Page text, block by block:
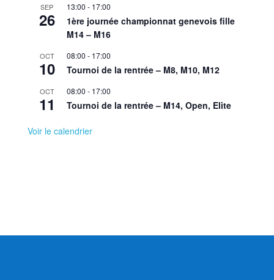
SEP
26
13:00 - 17:00
1ère journée championnat genevois fille
M14 – M16
OCT
10
08:00 - 17:00
Tournoi de la rentrée – M8, M10, M12
OCT
11
08:00 - 17:00
Tournoi de la rentrée – M14, Open, Elite
Voir le calendrier